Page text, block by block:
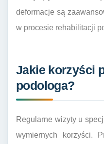
deformacje są
w procesie rehabilitacji
Jakie korzyści
podologa?
Regularne wizyty u
wymiernych korzyści.